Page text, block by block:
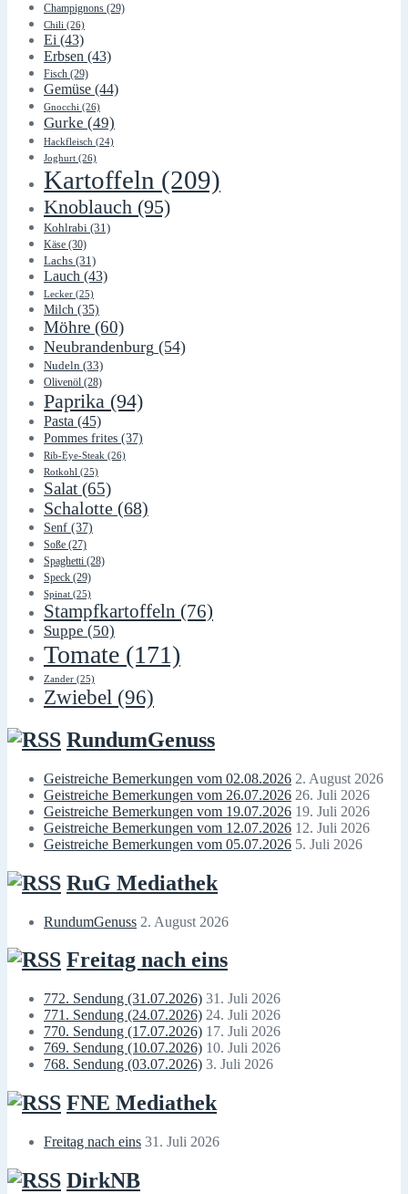
Champignons (29)
Chili (26)
Ei (43)
Erbsen (43)
Fisch (29)
Gemüse (44)
Gnocchi (26)
Gurke (49)
Hackfleisch (24)
Joghurt (26)
Kartoffeln (209)
Knoblauch (95)
Kohlrabi (31)
Käse (30)
Lachs (31)
Lauch (43)
Lecker (25)
Milch (35)
Möhre (60)
Neubrandenburg (54)
Nudeln (33)
Olivenöl (28)
Paprika (94)
Pasta (45)
Pommes frites (37)
Rib-Eye-Steak (26)
Rotkohl (25)
Salat (65)
Schalotte (68)
Senf (37)
Soße (27)
Spaghetti (28)
Speck (29)
Spinat (25)
Stampfkartoffeln (76)
Suppe (50)
Tomate (171)
Zander (25)
Zwiebel (96)
RundumGenuss
Geistreiche Bemerkungen vom 02.08.2026 2. August 2026
Geistreiche Bemerkungen vom 26.07.2026 26. Juli 2026
Geistreiche Bemerkungen vom 19.07.2026 19. Juli 2026
Geistreiche Bemerkungen vom 12.07.2026 12. Juli 2026
Geistreiche Bemerkungen vom 05.07.2026 5. Juli 2026
RuG Mediathek
RundumGenuss 2. August 2026
Freitag nach eins
772. Sendung (31.07.2026) 31. Juli 2026
771. Sendung (24.07.2026) 24. Juli 2026
770. Sendung (17.07.2026) 17. Juli 2026
769. Sendung (10.07.2026) 10. Juli 2026
768. Sendung (03.07.2026) 3. Juli 2026
FNE Mediathek
Freitag nach eins 31. Juli 2026
DirkNB